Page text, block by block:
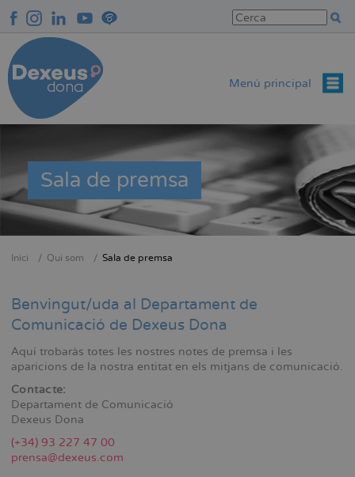
contingut
Menú principal
Sala de premsa
Inici Qui som Sala de premsa
Benvingut/uda al Departament de
Comunicació de Dexeus Dona
Aquí trobaràs totes les nostres notes de premsa i les
aparicions de la nostra entitat en els mitjans de comunicació.
Contacte:
Departament de Comunicació
Dexeus Dona
(+34) 93 227 47 00
prensa@dexeus.com